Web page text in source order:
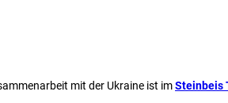
mit der Ukraine ist imSteinbeis